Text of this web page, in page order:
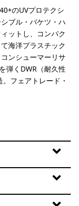
のUVプロテクシ
ブル・バケツ・ハ
ットし、コンパク
海洋プラスチック
ンシューマーリサ
弾くDWR（耐久性
フェアトレード・